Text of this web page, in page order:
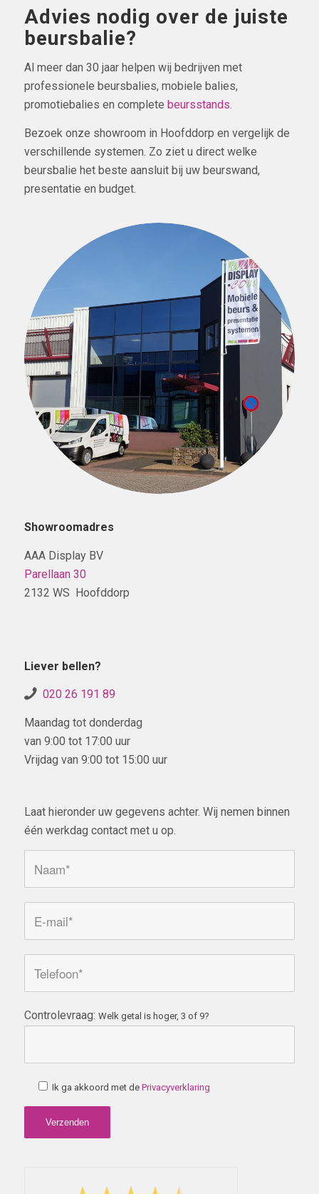
Advies nodig over de juiste
beursbalie?
Al meer dan 30 jaar helpen wij bedrijven met
professionele beursbalies, mobiele balies,
promotiebalies en complete beursstands.
Bezoek onze showroom in Hoofddorp en vergelijk de
verschillende systemen. Zo ziet u direct welke
beursbalie het beste aansluit bij uw beurswand,
presentatie en budget.
Showroomadres
AAA Display BV
Parellaan 30
2132 WS Hoofddorp
Liever bellen?
020 26 191 89
Maandag tot donderdag
van 9:00 tot 17:00 uur
Vrijdag van 9:00 tot 15:00 uur
Laat hieronder uw gegevens achter. Wij nemen binnen
één werkdag contact met u op.
Controlevraag: Welk getal is hoger, 3 of 9?
Ik ga akkoord met de Privacyverklaring